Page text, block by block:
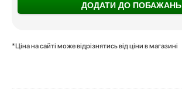
ДОДАТИ ДО ПОБАЖАНЬ
*Ціна на сайті може відрізнятись від ціни в магазині